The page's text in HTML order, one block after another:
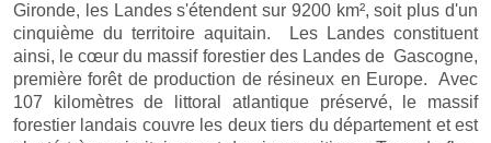
Gironde, les Landes s'étendent sur 9200 km², soit plus d'un
cinquième du territoire aquitain. Les Landes constituent
ainsi, le cœur du massif forestier des Landes de Gascogne,
première forêt de production de résineux en Europe. Avec
107 kilomètres de littoral atlantique préservé, le massif
forestier landais couvre les deux tiers du département et est